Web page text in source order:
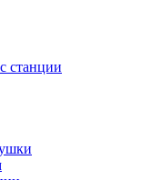
станции